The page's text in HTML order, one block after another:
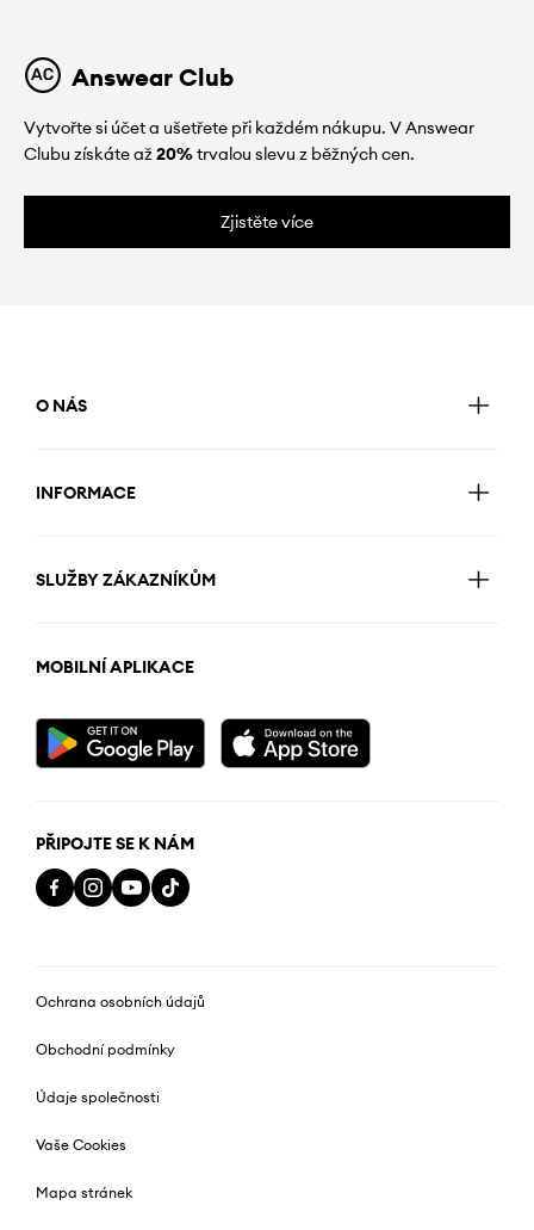
Answear Club
Vytvořte si účet a ušetřete při každém nákupu. V Answear
Clubu získáte až20%trvalou slevu z běžných cen.
Zjistěte více
O NÁS
INFORMACE
SLUŽBY ZÁKAZNÍKŮM
MOBILNÍ APLIKACE
PŘIPOJTE SE K NÁM
Ochrana osobních údajů
Obchodní podmínky
Údaje společnosti
Vaše Cookies
Mapa stránek